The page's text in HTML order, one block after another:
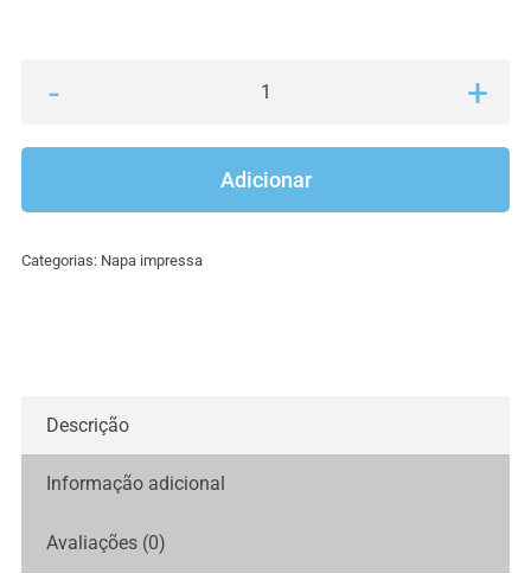
Napa
Adicionar
Categorias: Napa impressa
Descrição
Informação adicional
Avaliações (0)